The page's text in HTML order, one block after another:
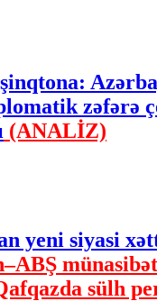
zəfərə
(ANALİZ)
yeni siyasi
sülh